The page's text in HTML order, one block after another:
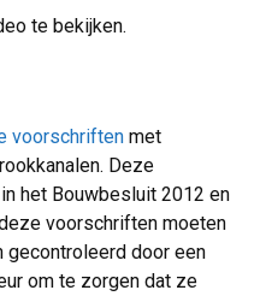
te bekijken.
voorschriften met
Deze
het Bouwbesluit 2012 en
voorschriften moeten
gecontroleerd door een
om te zorgen dat ze